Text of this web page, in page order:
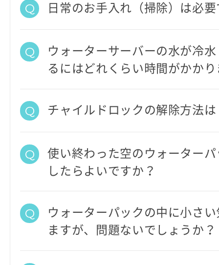
日常のお手入れ（掃除）は必
ウォーターサーバーの水が冷
るにはどれくらい時間がかか
チャイルドロックの解除方法は
使い終わった空のウォーター
したらよいですか？
ウォーターパックの中に小さ
ますが、問題ないでしょうか？